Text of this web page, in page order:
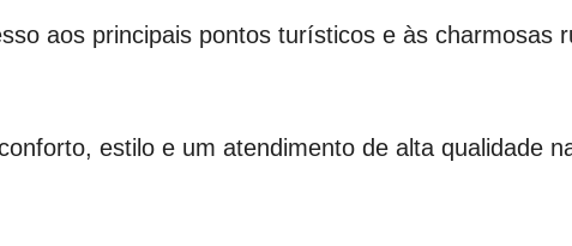
aos principais pontos turísticos e às charmosas
estilo e um atendimento de alta qualidade